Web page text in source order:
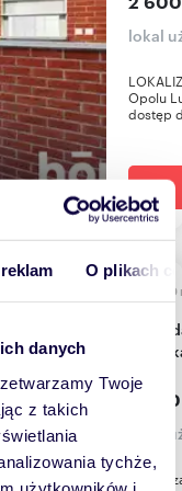
O plikach
danych
Twoje
z takich
tychże,
lokal
Opolu
dostęp
1000
3
lokal